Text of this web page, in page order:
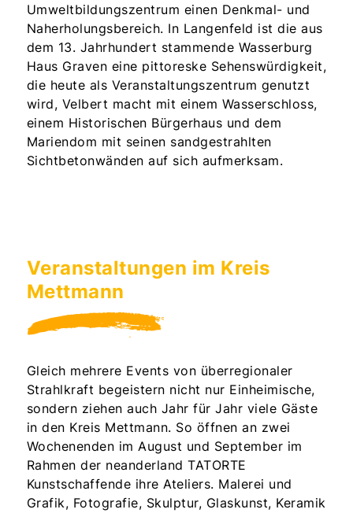
Umweltbildungszentrum einen Denkmal- und
Naherholungsbereich. In Langenfeld ist die aus
dem 13. Jahrhundert stammende Wasserburg
Haus Graven eine pittoreske Sehenswürdigkeit,
die heute als Veranstaltungszentrum genutzt
wird, Velbert macht mit einem Wasserschloss,
einem Historischen Bürgerhaus und dem
Mariendom mit seinen sandgestrahlten
Sichtbetonwänden auf sich aufmerksam.
Veranstaltungen im Kreis
Mettmann
Gleich mehrere Events von überregionaler
Strahlkraft begeistern nicht nur Einheimische,
sondern ziehen auch Jahr für Jahr viele Gäste
in den Kreis Mettmann. So öffnen an zwei
Wochenenden im August und September im
Rahmen der neanderland TATORTE
Kunstschaffende ihre Ateliers. Malerei und
Grafik, Fotografie, Skulptur, Glaskunst, Keramik